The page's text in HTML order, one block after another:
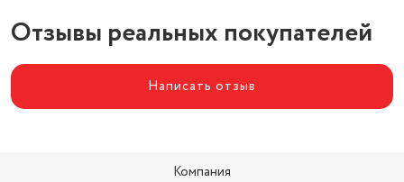
Отзывы реальных покупателей
Написать отзыв
Компания